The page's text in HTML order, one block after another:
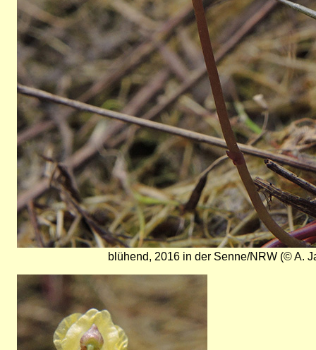
blühend, 2016 in der Senne/NRW (© A.
Bild